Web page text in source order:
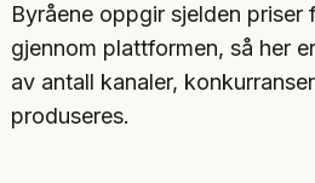
Byråene oppgir sjelden
gjennom plattformen, så her
av antall kanaler,
produseres.